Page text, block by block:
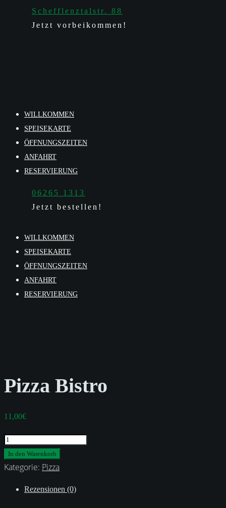
Schefflenztalstr. 88
Jetzt vorbeikommen!
WILLKOMMEN
SPEISEKARTE
ÖFFNUNGSZEITEN
ANFAHRT
RESERVIERUNG
06265 1313
Jetzt bestellen!
WILLKOMMEN
SPEISEKARTE
ÖFFNUNGSZEITEN
ANFAHRT
RESERVIERUNG
Pizza Bistro
11,00€
Pizza
Bistro
Menge
In den Warenkorb
Kategorie: Pizza
Rezensionen (0)